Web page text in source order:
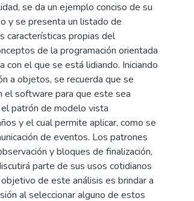
se da un ejemplo conciso de su
y se presenta un listado de
características propias del
de la programación orientada
el que se está lidiando. Iniciando
a objetos, se recuerda que se
el software para que este sea
patrón de modelo vista
y el cual permite aplicar, como se
de eventos. Los patrones
y bloques de finalización,
parte de sus usos cotidianos
de este análisis es brindar a
al seleccionar alguno de estos